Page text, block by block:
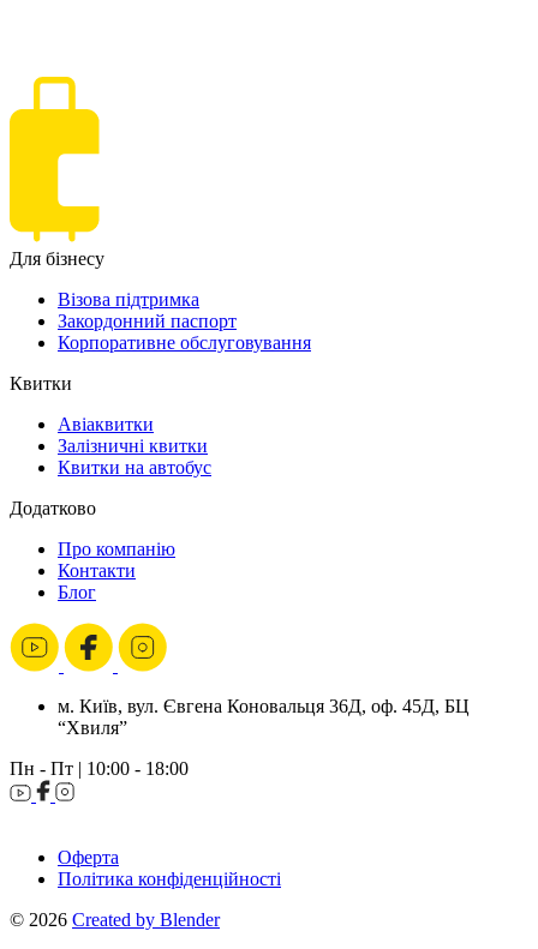
Для бізнесу
Візова підтримка
Закордонний паспорт
Корпоративне обслуговування
Квитки
Авіаквитки
Залізничні квитки
Квитки на автобус
Додатково
Про компанію
Контакти
Блог
м. Київ, вул. Євгена Коновальця 36Д, оф. 45Д, БЦ
“Хвиля”
Пн - Пт | 10:00 - 18:00
Оферта
Політика конфіденційності
© 2026 Created by Blender